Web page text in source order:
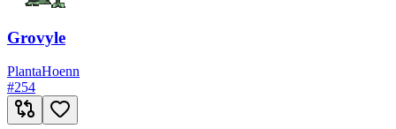
Grovyle
PlantaHoenn
#254